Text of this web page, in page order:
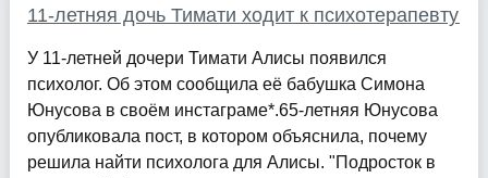
11-летняя дочь Тимати ходит к психотерапевту
У 11-летней дочери Тимати Алисы появился
психолог. Об этом сообщила её бабушка Симона
Юнусова в своём инстаграме*.65-летняя Юнусова
опубликовала пост, в котором объяснила, почему
решила найти психолога для Алисы. "Подросток в